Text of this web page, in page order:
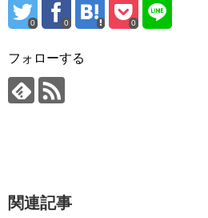
0 0 0
フォローする
関連記事